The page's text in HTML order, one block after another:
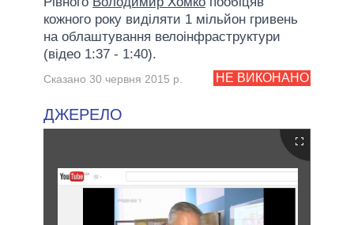
кожного року виділяти 1 мільйон гривень
на облаштування велоінфраструктури
(відео 1:37 - 1:40).
НЕ ВИКОНАНО
Сказано 30 червня 2015 р.
ДЖЕРЕЛО